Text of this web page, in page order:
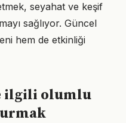
seyahat ve keşif
sağlıyor. Güncel
hem de etkinliği
ilgili olumlu